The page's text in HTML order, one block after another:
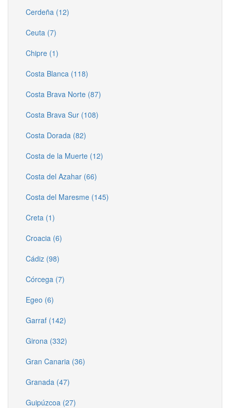
Cerdeña (12)
Ceuta (7)
Chipre (1)
Costa Blanca (118)
Costa Brava Norte (87)
Costa Brava Sur (108)
Costa Dorada (82)
Costa de la Muerte (12)
Costa del Azahar (66)
Costa del Maresme (145)
Creta (1)
Croacia (6)
Cádiz (98)
Córcega (7)
Egeo (6)
Garraf (142)
Girona (332)
Gran Canaria (36)
Granada (47)
Guipúzcoa (27)